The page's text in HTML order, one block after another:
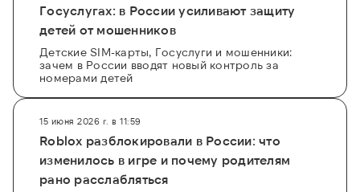
Госуслугах: в России усиливают защиту
детей от мошенников
Детские SIM-карты, Госуслуги и мошенники:
зачем в России вводят новый контроль за
номерами детей
15 июня 2026 г. в 11:59
Roblox разблокировали в России: что
изменилось в игре и почему родителям
рано расслабляться